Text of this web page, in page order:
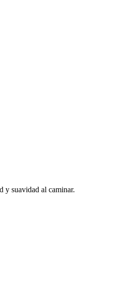
y suavidad al caminar.